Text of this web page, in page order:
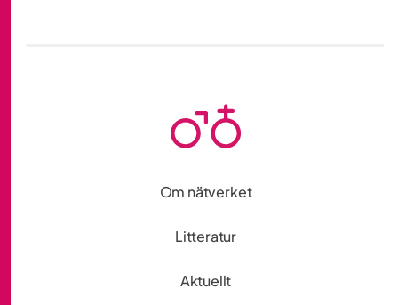
Om nätverket
Litteratur
Aktuellt